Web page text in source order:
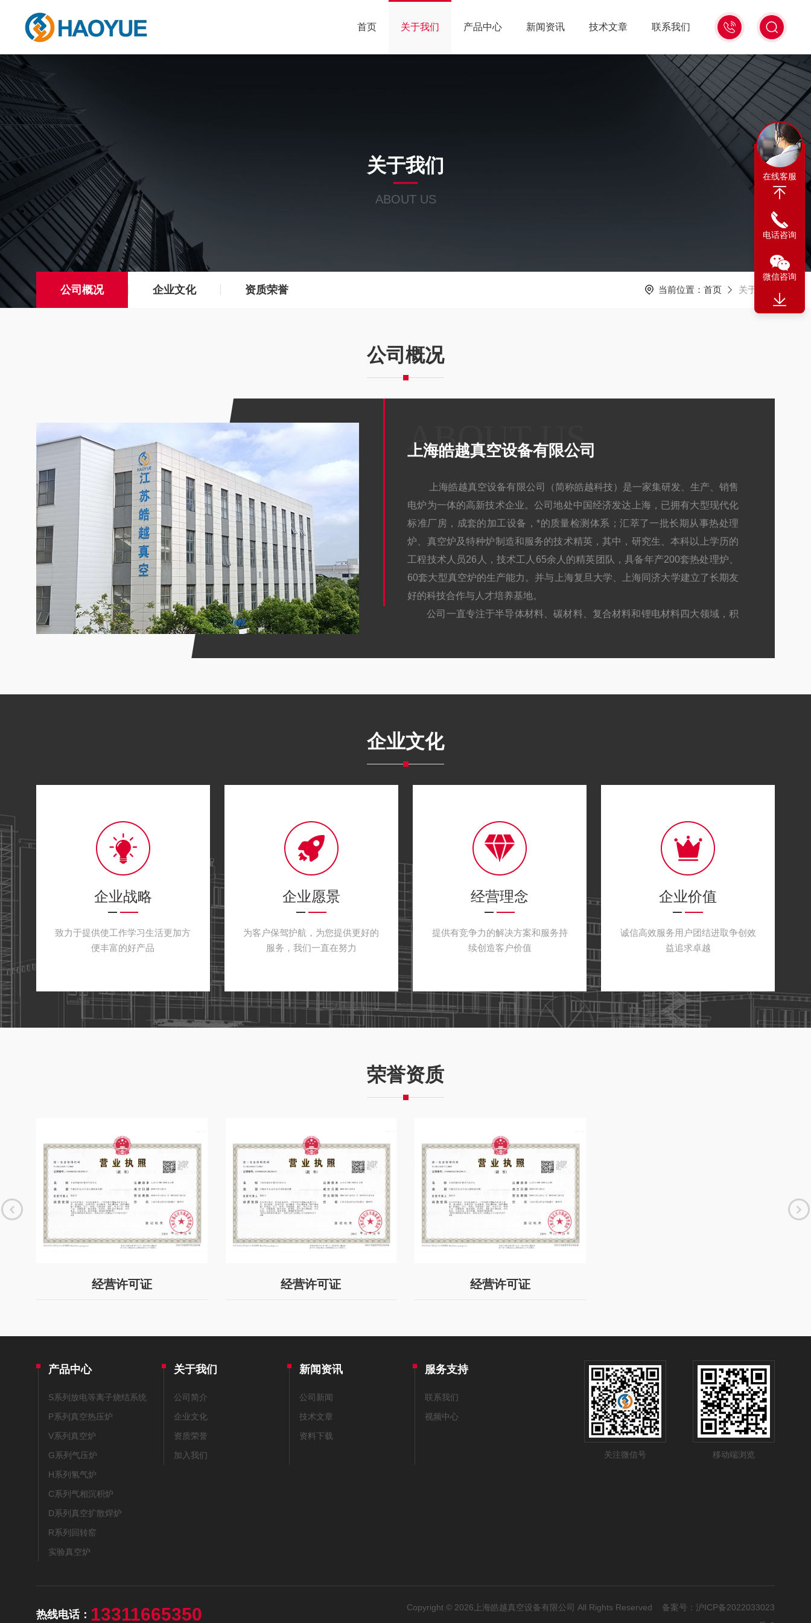
13311665350
首页 关于我们 产品中心 新闻资讯 技术文章 联系我们
关于我们
ABOUT US
公司概况 企业文化 资质荣誉 当前位置： 首页 关于我们
公司概况
ABOUT US
上海皓越真空设备有限公司
上海皓越真空设备有限公司（简称皓越科技）是一家集研发、生产、销售
电炉为一体的高新技术企业。公司地处中国经济发达上海，已拥有大型现代化
标准厂房，成套的加工设备，*的质量检测体系；汇萃了一批长期从事热处理
炉、真空炉及特种炉制造和服务的技术精英，其中，研究生、本科以上学历的
工程技术人员26人，技术工人65余人的精英团队，具备年产200套热处理炉、
60套大型真空炉的生产能力。并与上海复旦大学、上海同济大学建立了长期友
好的科技合作与人才培养基地。
公司一直专注于半导体材料、碳材料、复合材料和锂电材料四大领域，积
在碳材料领域，皓越科技拥有提供石墨烯、碳纳.米管的CVD及PECVD成
在陶瓷基复合材料领域，拥有碳化硅陶瓷的无压烧结、反应烧结和重结晶
烧结设备，氮化硅粉体合成炉以及陶瓷制品烧结炉，碳化硼陶瓷热压烧结炉
等。
全。公司成立以来在市场上巳获得用户认可，其产品质量及服务获得用户的肯
定，我们的优势不仅体现在高精度的温度控制领域，更多的是我们在工艺、真
空，自动化控制及计算机温度分析系统有杰出的人才。
皓越人的愿景：成为新材料、新能源热处理领域。
皓越人的使命：推动新材料、新能源领域的快速发展；为新材料、新能源行业
提供热处理解决方案。
皓越人的价值观：
客户为天：一切技术创新和服务理念均以客户的需求为导向，我们坚持以客户
务，是我们的工作方向和价值*，成就客户就是成就我们自己。
诚信为本：只有坚持诚信为本，才能言出必行，信守承诺。诚信是我们很重要
的无形资产，皓越人坚持以诚信赢得客户。
任何先进的技术、产品、解决方案只有转化为商业成功才能产生价值。我们坚
持以客户需求为导向，并围绕客户需求持续创新。
合作为赢：为了实现客户需求，除了持续创新，我们还要与供应商、合作商密
切合作，只有合作才能实现双赢，合作是提升流程效率的有力保障。
发展为道：一切努力与奋斗，为了发展，我们成就了客户，自身也在发展。发
展是硬道理，只有持续发展，我们与客户才能携手进步，员工与企业才能实现
梦想。
三大作风：认真，快，坚守承诺；
皓越选人用人理念：
人用人，关乎皓越的成败；把合适的人放在合适的岗位上。
企业文化
企业战略
致力于提供使工作学习生活更加方
便丰富的好产品
企业愿景
为客户保驾护航，为您提供更好的
服务，我们一直在努力
经营理念
提供有竞争力的解决方案和服务持
续创造客户价值
企业价值
诚信高效服务用户团结进取争创效
益追求卓越
荣誉资质
经营许可证 经营许可证 经营许可证
产品中心
S系列放电等离子烧结系统
P系列真空热压炉
V系列真空炉
G系列气压炉
H系列氢气炉
C系列气相沉积炉
D系列真空扩散焊炉
R系列回转窑
实验真空炉
关于我们
公司简介
企业文化
资质荣誉
加入我们
新闻资讯
公司新闻
技术文章
资料下载
服务支持
联系我们
视频中心
关注微信号 移动端浏览
热线电话： 13311665350 Copyright © 2026上海皓越真空设备有限公司 All Rights Reserved 备案号： 沪ICP备2022033023
在线客服
电话咨询
微信咨询